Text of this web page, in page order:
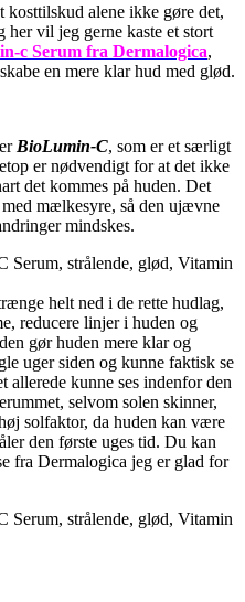
alene ikke gøre det,
her vil jeg gerne kaste et stort
c Serum fra Dermalogica,
en mere klar hud med glød.
BioLumin-C, som er et særligt
er nødvendigt for at det ikke
det kommes på huden. Det
mælkesyre, så den ujævne
mindskes.
helt ned i de rette hudlag,
reducere linjer i huden og
gør huden mere klar og
uger siden og kunne faktisk se
allerede kunne ses indenfor den
selvom solen skinner,
solfaktor, da huden kan være
den første uges tid. Du kan
fra Dermalogica jeg er glad for